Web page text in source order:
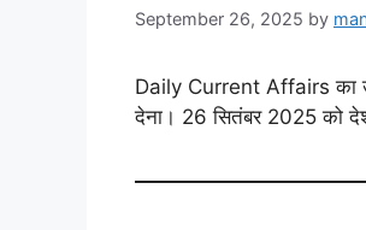
September 26, 2025 by
Daily Current Affairs का
देना। 26 सितंबर 2025 को